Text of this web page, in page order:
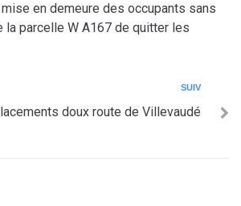
en demeure des occupants sans
la parcelle W A167 de quitter les
SUIV
doux route de Villevaudé